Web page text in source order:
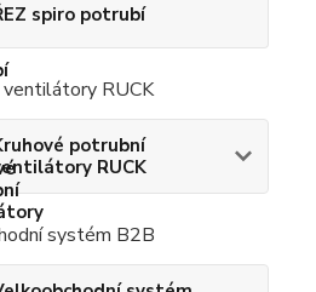
spiro potrubí
RUCK
potrubní
RUCK
systém B2B